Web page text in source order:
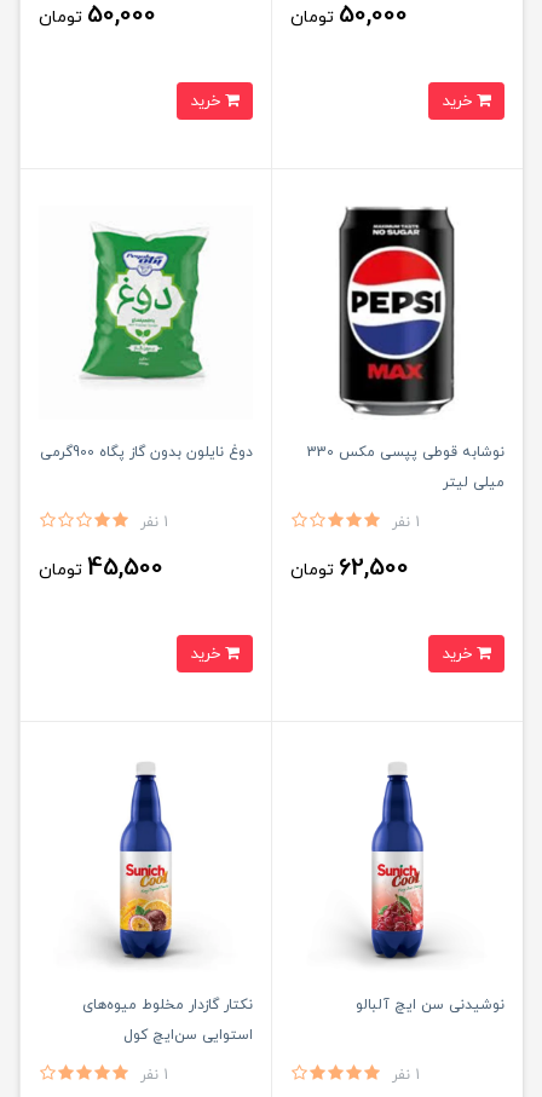
50,000 تومان 50,000 تومان
نوشابه قوطی پپسی مکس 330
میلی لیتر
1 نفر
62,500 تومان
دوغ نایلون بدون گاز پگاه 900گرمی
1 نفر
45,500 تومان
نوشیدنی سن ایچ آلبالو
1 نفر
نکتار گازدار مخلوط میوه‌های
استوایی سن‌ایچ کول
1 نفر